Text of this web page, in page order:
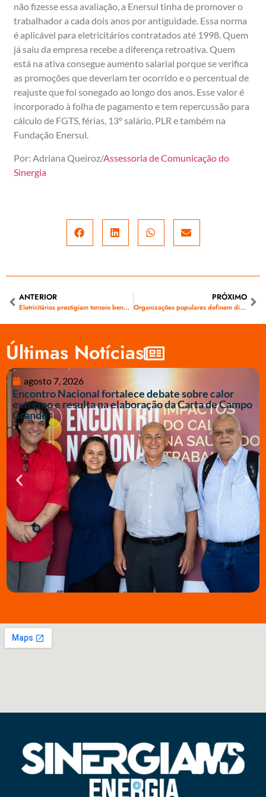
não fizesse essa avaliação, a Enersul tinha de promover o
trabalhador a cada dois anos por antiguidade. Essa norma
é aplicável para eletricitários contratados até 1998. Quem
já saiu da empresa recebe a diferença retroativa. Quem
está na ativa consegue aumento salarial porque se verifica
as promoções que deveriam ter ocorrido e o percentual de
reajuste que foi sonegado ao longo dos anos. Esse valor é
incorporado à folha de pagamento e tem repercussão para
cálculo de FGTS, férias, 13º salário, PLR e também na
Fundação Enersul.
Por: Adriana Queiroz/Assessoria de Comunicação do
Sinergia
ANTERIOR
Eletricitários prestigiam torneio beneficente em prol do “Ninão do Fut”
PRÓXIMO
Organizações populares definem dia de luta pela soberania nacional
Últimas Notícias
agosto 7, 2026
Encontro Nacional fortalece debate sobre calor
extremo e resulta na elaboração da Carta de Campo
Grande